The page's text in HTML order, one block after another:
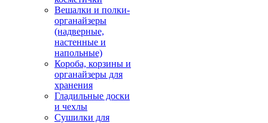
Вешалки и полки-
органайзеры
(надверные,
настенные и
напольные)
Короба, корзины и
органайзеры для
хранения
Гладильные доски
и чехлы
Сушилки для